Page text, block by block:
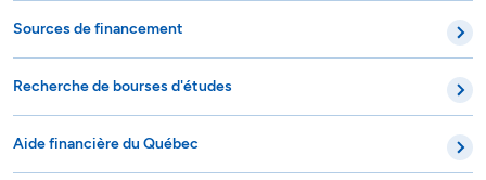
Sources de financement
Recherche de bourses d'études
Aide financière du Québec